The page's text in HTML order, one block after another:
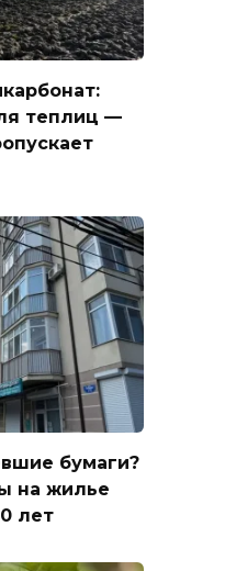
теплиц —
бумаги?
на жилье
лет